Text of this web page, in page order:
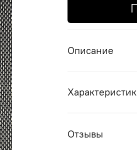
Описание
Отзывы